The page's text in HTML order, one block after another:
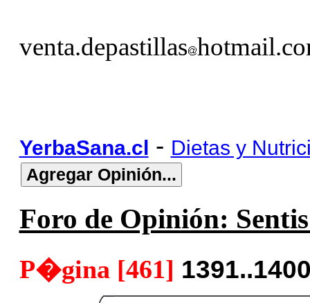
venta.depastillas
YerbaSana.cl - Dietas y
Foro de Opinión:
P�gina [461]